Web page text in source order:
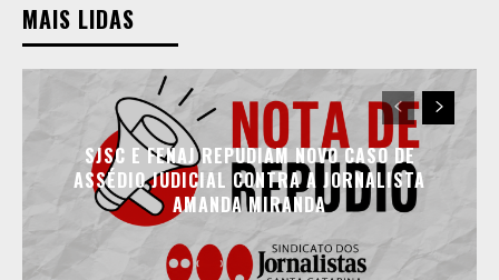
MAIS LIDAS
SJSC E FENAJ REPUDIAM NOVO CASO DE
ASSÉDIO JUDICIAL CONTRA A JORNALISTA
AMANDA MIRANDA